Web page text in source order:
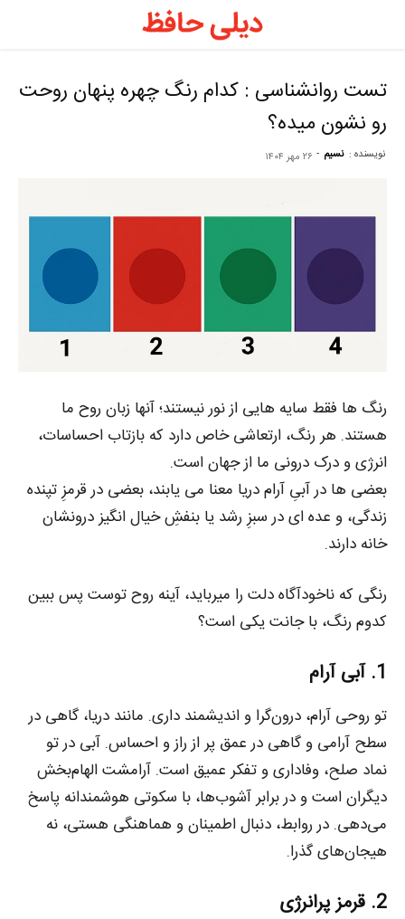
تست روانشناسی : کدام رنگ چهره‌ پنهان روحت
رو نشون میده؟
نویسنده : نسیم - ۲۶ مهر ۱۴۰۴
رنگ‌ ها فقط سایه‌ هایی از نور نیستند؛ آنها زبان روح ما
هستند. هر رنگ، ارتعاشی خاص دارد که بازتاب احساسات،
انرژی و درک درونی ما از جهان است.
بعضی‌ ها در آبیِ آرام دریا معنا می‌ یابند، بعضی در قرمزِ تپنده‌
زندگی، و عده‌ ای در سبزِ رشد یا بنفشِ خیال‌ انگیز درونشان
خانه دارند.
رنگی که ناخودآگاه دلت را میرباید، آینه‌ روح توست پس ببین
کدوم رنگ، با جانت یکی است؟
1. آبی آرام
تو روحی آرام، درون‌گرا و اندیشمند داری. مانند دریا، گاهی در
سطح آرامی و گاهی در عمق پر از راز و احساس. آبی در تو
نماد صلح، وفاداری و تفکر عمیق است. آرامشت الهام‌بخش
دیگران است و در برابر آشوب‌ها، با سکوتی هوشمندانه پاسخ
می‌دهی. در روابط، دنبال اطمینان و هماهنگی هستی، نه
هیجان‌های گذرا.
2. قرمز پرانرژی